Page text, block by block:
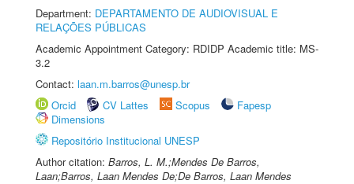
Department: DEPARTAMENTO DE AUDIOVISUAL E
RELAÇÕES PÚBLICAS
Academic Appointment Category: RDIDP Academic title: MS-
3.2
Contact: laan.m.barros@unesp.br
Orcid
CV Lattes Scopus
Fapesp
Dimensions
Repositório Institucional UNESP
Author citation: Barros, L. M.;Mendes De Barros,
Laan;Barros, Laan Mendes De;De Barros, Laan Mendes